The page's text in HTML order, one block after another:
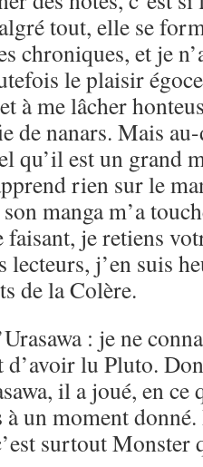
tout, elle se
chroniques, et je
le plaisir
à me lâcher
de nanars. Mais
qu’il est un grand
rien sur le
manga m’a
faisant, je retiens
lecteurs, j’en suis
de la Colère.
: je ne
d’avoir lu Pluto.
il a joué, en
un moment
surtout Monster